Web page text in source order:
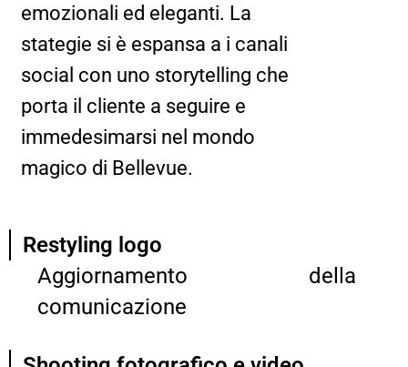
emozionali ed eleganti. La
stategie si è espansa a i canali
social con uno storytelling che
porta il cliente a seguire e
immedesimarsi nel mondo
magico di Bellevue.
Restyling logo
Aggiornamento della
comunicazione